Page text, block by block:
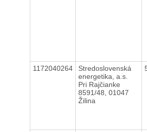
1172040264
Stredoslovenská
energetika, a.s.
Pri Rajčianke
8591/48, 01047
Žilina